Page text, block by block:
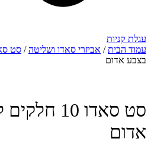
עגלת קניות
עמוד הבית/ אביזרי סאדו ושליטה/ סט
בצבע אדום
סט סאדו 10
אדום